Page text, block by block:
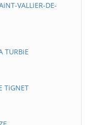
VALLiER-DE-
TURBiE
TiGNET